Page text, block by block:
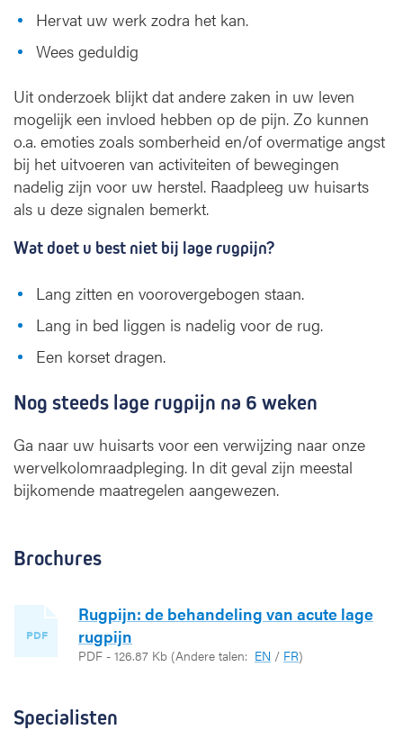
Hervat uw werk zodra het kan.
Wees geduldig
Uit onderzoek blijkt dat andere zaken in uw leven
mogelijk een invloed hebben op de pijn. Zo kunnen
o.a. emoties zoals somberheid en/of overmatige angst
bij het uitvoeren van activiteiten of bewegingen
nadelig zijn voor uw herstel. Raadpleeg uw huisarts
als u deze signalen bemerkt.
Wat doet u best niet bij lage rugpijn?
Lang zitten en voorovergebogen staan.
Lang in bed liggen is nadelig voor de rug.
Een korset dragen.
Nog steeds lage rugpijn na 6 weken
Ga naar uw huisarts voor een verwijzing naar onze
wervelkolomraadpleging. In dit geval zijn meestal
bijkomende maatregelen aangewezen.
Brochures
PDF
Rugpijn: de behandeling van acute lage
rugpijn
PDF - 126.87 Kb (Andere talen: EN / FR)
Specialisten